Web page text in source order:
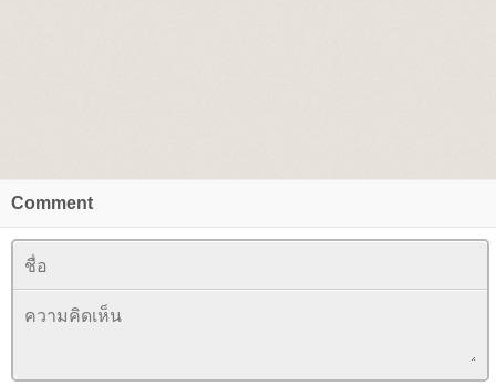
Comment